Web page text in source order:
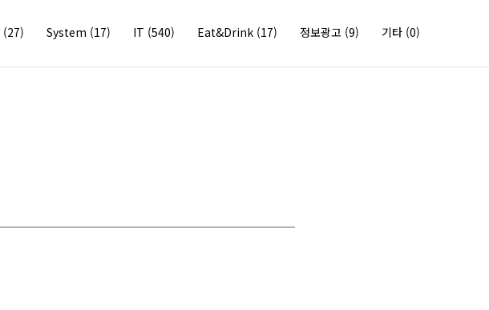
(27) System (17) IT (540) Eat&Drink (17) 정보광고 (9) 기타 (0)